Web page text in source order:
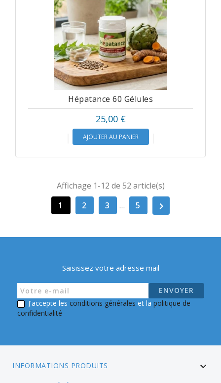
Hépatance 60 Gélules
25,00 €Prix
AJOUTER AU PANIER
Affichage 1-12 de 52 article(s)
1
2 3 … 5 
Saisissez votre adresse mail
J'accepte les conditions générales et la politique de
confidentialité
INFORMATIONS PRODUITS 